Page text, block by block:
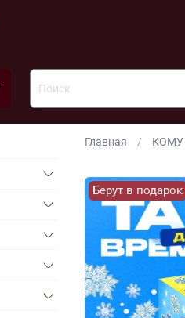
Главная КОМУ
Берут в подарок